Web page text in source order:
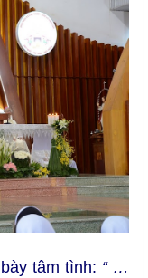
tâm tình: “ …